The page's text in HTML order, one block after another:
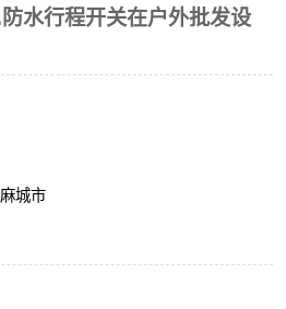
水行程开关在户外批发设
城市
速度检测器